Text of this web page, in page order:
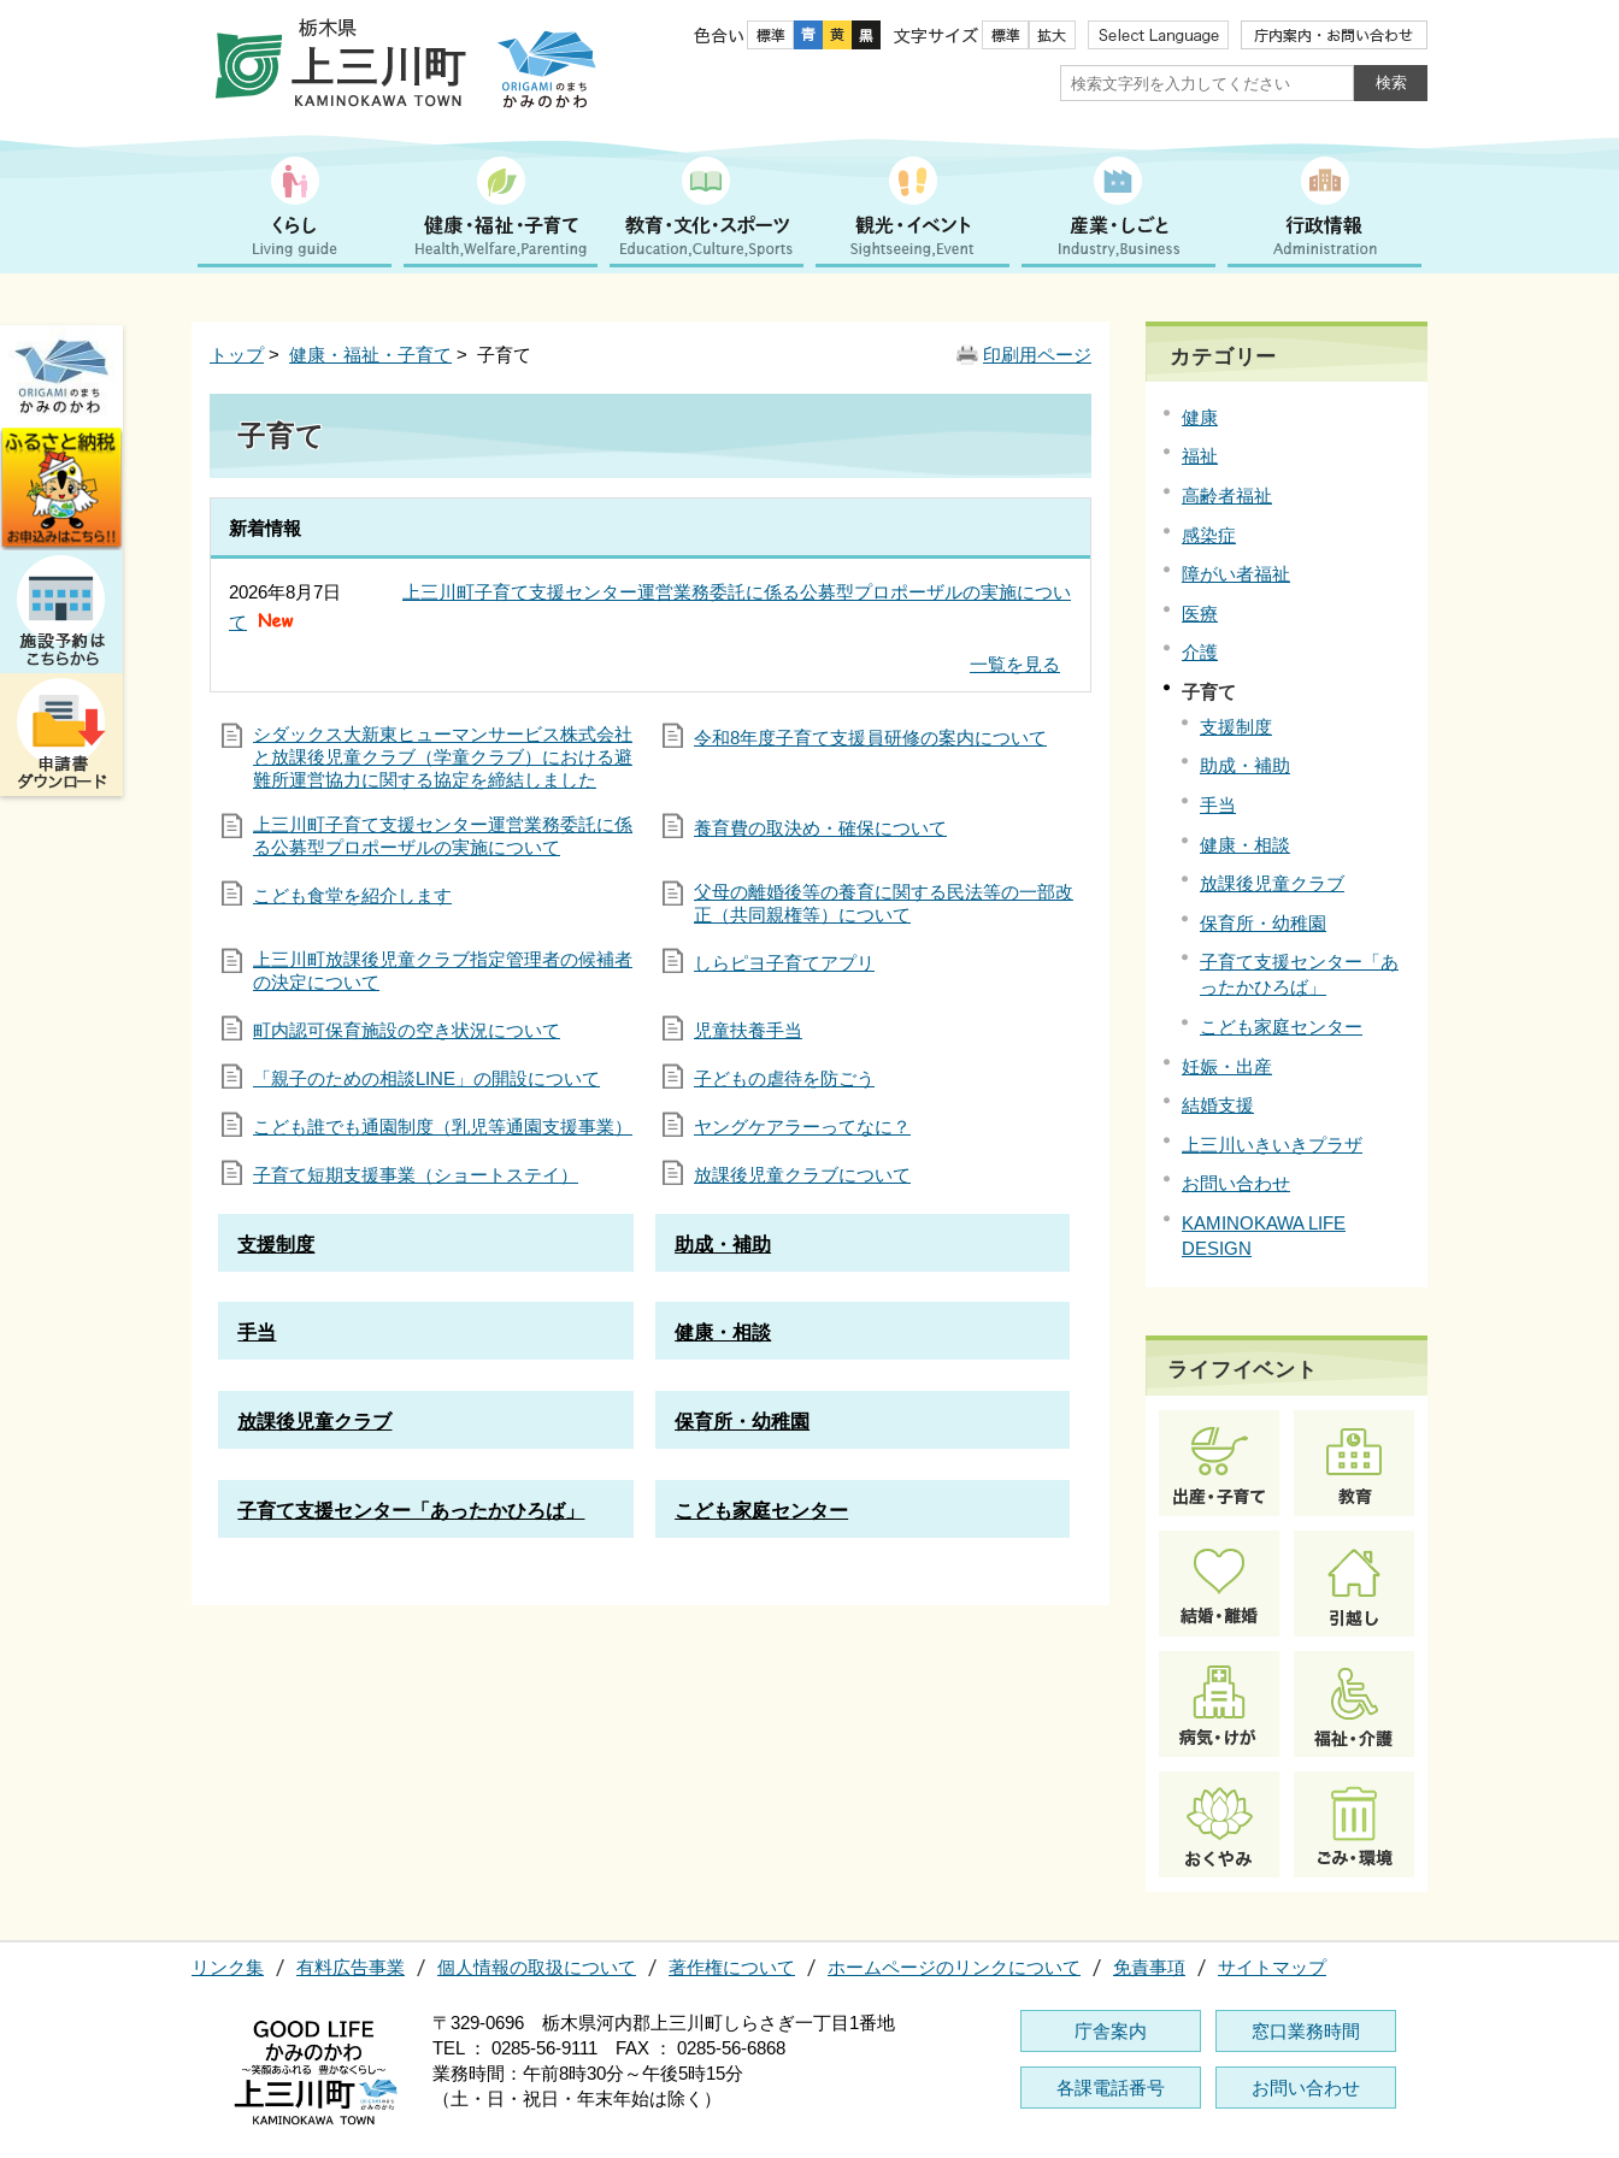
色合い 文字サイズ
印刷用ページ
トップ> 健康・福祉・子育て > 子育て
子育て
新着情報
2026年8月7日
上三川町子育て支援センター運営業務委託に係る公募型プロポーザルの実施につい
て
一覧を見る
シダックス大新東ヒューマンサービス株式会社
と放課後児童クラブ（学童クラブ）における避
難所運営協力に関する協定を締結しました
令和8年度子育て支援員研修の案内について
上三川町子育て支援センター運営業務委託に係
る公募型プロポーザルの実施について
養育費の取決め・確保について
こども食堂を紹介します
父母の離婚後等の養育に関する民法等の一部改
正（共同親権等）について
上三川町放課後児童クラブ指定管理者の候補者
の決定について
しらピヨ子育てアプリ
町内認可保育施設の空き状況について 児童扶養手当
「親子のための相談LINE」の開設について 子どもの虐待を防ごう
こども誰でも通園制度（乳児等通園支援事業） ヤングケアラーってなに？
子育て短期支援事業（ショートステイ） 放課後児童クラブについて
支援制度 助成・補助
手当 健康・相談
放課後児童クラブ 保育所・幼稚園
子育て支援センター「あったかひろば」 こども家庭センター
カテゴリー
健康
福祉
高齢者福祉
感染症
障がい者福祉
医療
介護
子育て
支援制度
助成・補助
手当
健康・相談
放課後児童クラブ
保育所・幼稚園
子育て支援センター「あ
ったかひろば」
こども家庭センター
妊娠・出産
結婚支援
上三川いきいきプラザ
お問い合わせ
KAMINOKAWA LIFE
DESIGN
ライフイベント
リンク集 有料広告事業 個人情報の取扱について 著作権について ホームページのリンクについて 免責事項 サイトマップ
〒329-0696 栃木県河内郡上三川町しらさぎ一丁目1番地
TEL ： 0285-56-9111 FAX ： 0285-56-6868
業務時間：午前8時30分～午後5時15分
（土・日・祝日・年末年始は除く）
庁舎案内 窓口業務時間
各課電話番号 お問い合わせ